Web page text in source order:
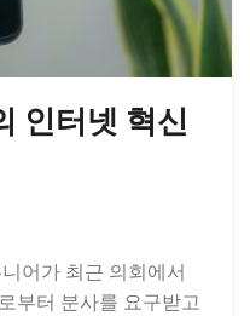
인터넷 혁신
어가 최근 의회에서
부터 분사를 요구받고